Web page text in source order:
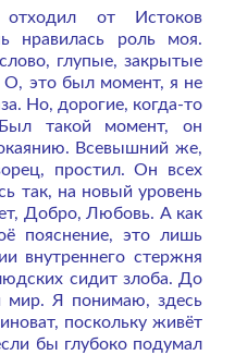
от Истоков
нравилась роль моя.
глупые, закрытые
О, это был момент, я не
Но, дорогие, когда-то
такой момент, он
Всевышний же,
простил. Он всех
так, на новый уровень
Добро, Любовь. А как
пояснение, это лишь
внутреннего стержня
сидит злоба. До
мир. Я понимаю, здесь
поскольку живёт
бы глубоко подумал